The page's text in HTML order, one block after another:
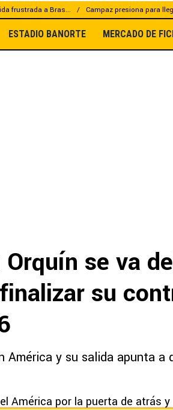
frustrada a Bras... Campaz presiona para
ESTADIO BANORTE MERCADO DE
se va
su
América y su salida apunta a
América por la puerta de atrás